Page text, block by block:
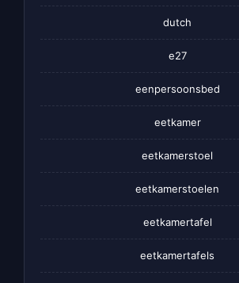
dutch
e27
eenpersoonsbed
eetkamer
eetkamerstoel
eetkamerstoelen
eetkamertafel
eetkamertafels